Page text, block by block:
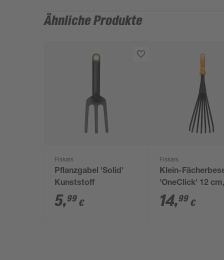
Ähnliche Produkte
Fiskars
Pflanzgabel 'Solid'
Kunststoff
5,99 €
Fiskars
Klein-
'OneClick' 12 cm,
ohne Handgriff
14,99 €